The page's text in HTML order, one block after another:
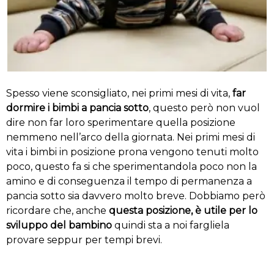
Spesso viene sconsigliato, nei primi mesi di vita, far
dormire i bimbi a pancia sotto, questo però non vuol
dire non far loro sperimentare quella posizione
nemmeno nell’arco della giornata. Nei primi mesi di
vita i bimbi in posizione prona vengono tenuti molto
poco, questo fa si che sperimentandola poco non la
amino e di conseguenza il tempo di permanenza a
pancia sotto sia davvero molto breve. Dobbiamo però
ricordare che, anche questa posizione, è utile per lo
sviluppo del bambino quindi sta a noi fargliela
provare seppur per tempi brevi.